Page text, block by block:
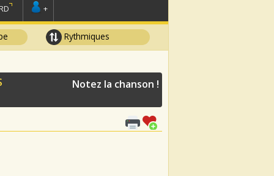
+
Rythmiques
Notez la chanson !